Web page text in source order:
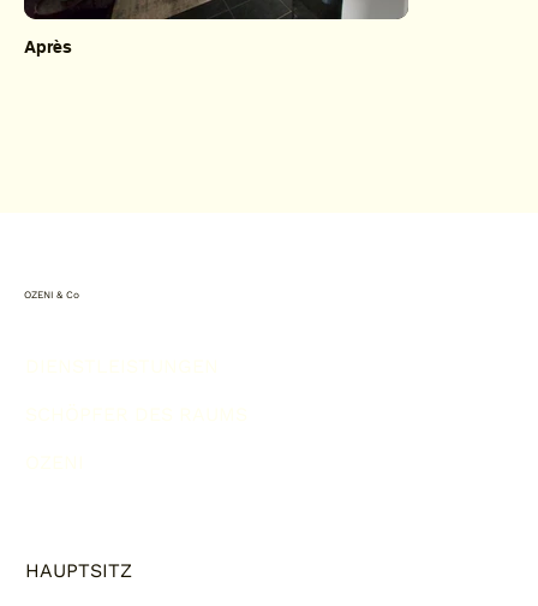
Après
OZENI & Co
HAUPTSITZ